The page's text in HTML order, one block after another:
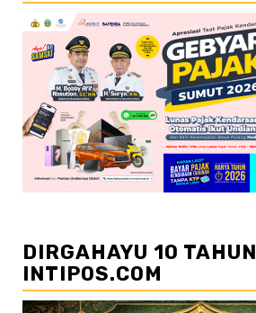
DIRGAHAYU 10 TAHUN
INTIPOS.COM